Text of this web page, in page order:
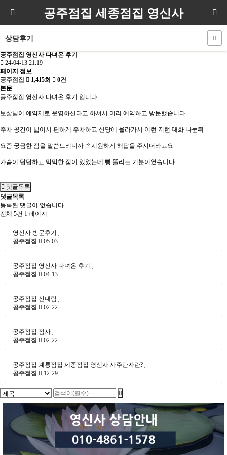
공주점집 세종점집 영신사
상담후기
공주점집 영신사 다녀온 후기
24-04-13 21:19
페이지 정보
공주점집
1,415회
0건
본문
공주점집 영신사 다녀온 후기 입니다.
보살님이 예약제로 운영하신다고 하셔서 미리 예약하고 방문했습니다.
주차 공간이 넓어서 편하게 주차하고 신당에 올라가서 이런 저런 대화 나눈뒤
요즘 궁금한 점을 말씀드리니까 속시원하게 해답을 주시더라고요
가슴이 답답하고 막막한 점이 있었는데 뻥 뚤리는 기분이였습니다.
댓글목록
댓글목록
등록된 댓글이 없습니다.
전체 5건 1 페이지
영신사 방문후기
공주점집
05-03
공주점집 영신사 다녀온 후기
공주점집
04-13
공주점집 신내림
공주점집
02-22
공주점집 점사
공주점집
02-22
공주점집 계룡점집 세종점집 영신사 사주단자란?
공주점집
12-29